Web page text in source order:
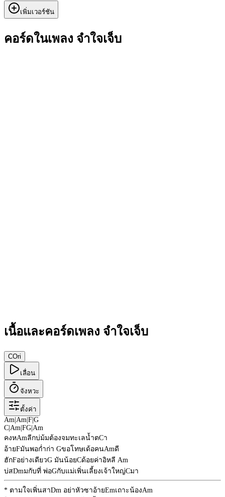
เพิ่มเวอร์ชัน
คอร์ดในเพลง จำใจเจ็บ
เนื้อและคอร์ดเพลง จำใจเจ็บ
COri
เลื่อน
จังหวะ
ตั้งค่า
Am Am F G
C Am FG Am
คงหAmลีกบ่ม้มต้องจมทะเลน้ำตCา
อ้ายFมันพอก่ำก่า Gขอโทษเด้อคนAmดี
ฮักFอย่างเดียวG มันน้อยCด้อยค่าอิหลี Am
บ่สDmมกับที่ พ่อGกับแม่เพิ่นเลี้ยงเจ้าใหญ่Cมา
* ตามใจเพิ่นสาDm อย่าหัวซาอ้ายEmเถาะน้องAm